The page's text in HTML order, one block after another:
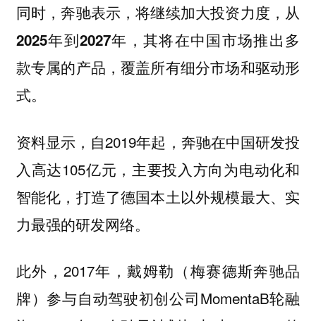
同时，奔驰表示，将继续加大投资力度，从
2025年到2027年，其将在中国市场推出多
款专属的产品，覆盖所有细分市场和驱动形
式。
资料显示，自2019年起，奔驰在中国研发投
入高达105亿元，主要投入方向为电动化和
智能化，打造了德国本土以外规模最大、实
力最强的研发网络。
此外，2017年，戴姆勒（梅赛德斯奔驰品
牌）参与自动驾驶初创公司MomentaB轮融